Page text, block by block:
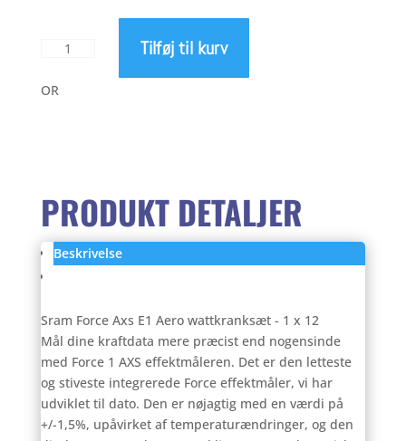
Sram
Axs
antal
Tilføj til kurv
OR
PRODUKT DETALJER
Beskrivelse
Sram Force Axs E1 Aero wattkranksæt - 1 x 12
Mål dine kraftdata mere præcist end nogensinde
med Force 1 AXS effektmåleren. Det er den letteste
og stiveste integrerede Force effektmåler, vi har
udviklet til dato. Den er nøjagtig med en værdi på
+/-1,5%, upåvirket af temperaturændringer, og den